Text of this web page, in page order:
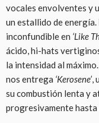
vocales envolventes y
un estallido de energía.
inconfundible en ‘Like
ácido, hi-hats
la intensidad al
nos entrega ‘Kerosene’,
su combustión lenta y
progresivamente hasta